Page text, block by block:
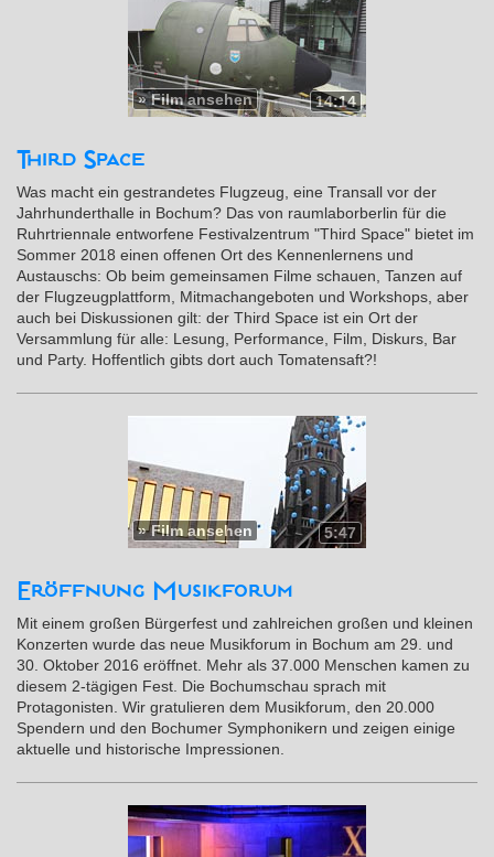
14:14
»Film ansehen
Third Space
Was macht ein gestrandetes Flugzeug, eine Transall vor der
Jahrhunderthalle in Bochum? Das von raumlaborberlin für die
Ruhrtriennale entworfene Festivalzentrum "Third Space" bietet im
Sommer 2018 einen offenen Ort des Kennenlernens und
Austauschs: Ob beim gemeinsamen Filme schauen, Tanzen auf
der Flugzeugplattform, Mitmachangeboten und Workshops, aber
auch bei Diskussionen gilt: der Third Space ist ein Ort der
Versammlung für alle: Lesung, Performance, Film, Diskurs, Bar
und Party. Hoffentlich gibts dort auch Tomatensaft?!
5:47
»Film ansehen
Eröffnung Musikforum
Mit einem großen Bürgerfest und zahlreichen großen und kleinen
Konzerten wurde das neue Musikforum in Bochum am 29. und
30. Oktober 2016 eröffnet. Mehr als 37.000 Menschen kamen zu
diesem 2-tägigen Fest. Die Bochumschau sprach mit
Protagonisten. Wir gratulieren dem Musikforum, den 20.000
Spendern und den Bochumer Symphonikern und zeigen einige
aktuelle und historische Impressionen.